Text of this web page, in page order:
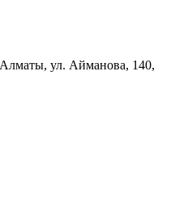
ул. Айманова, 140,